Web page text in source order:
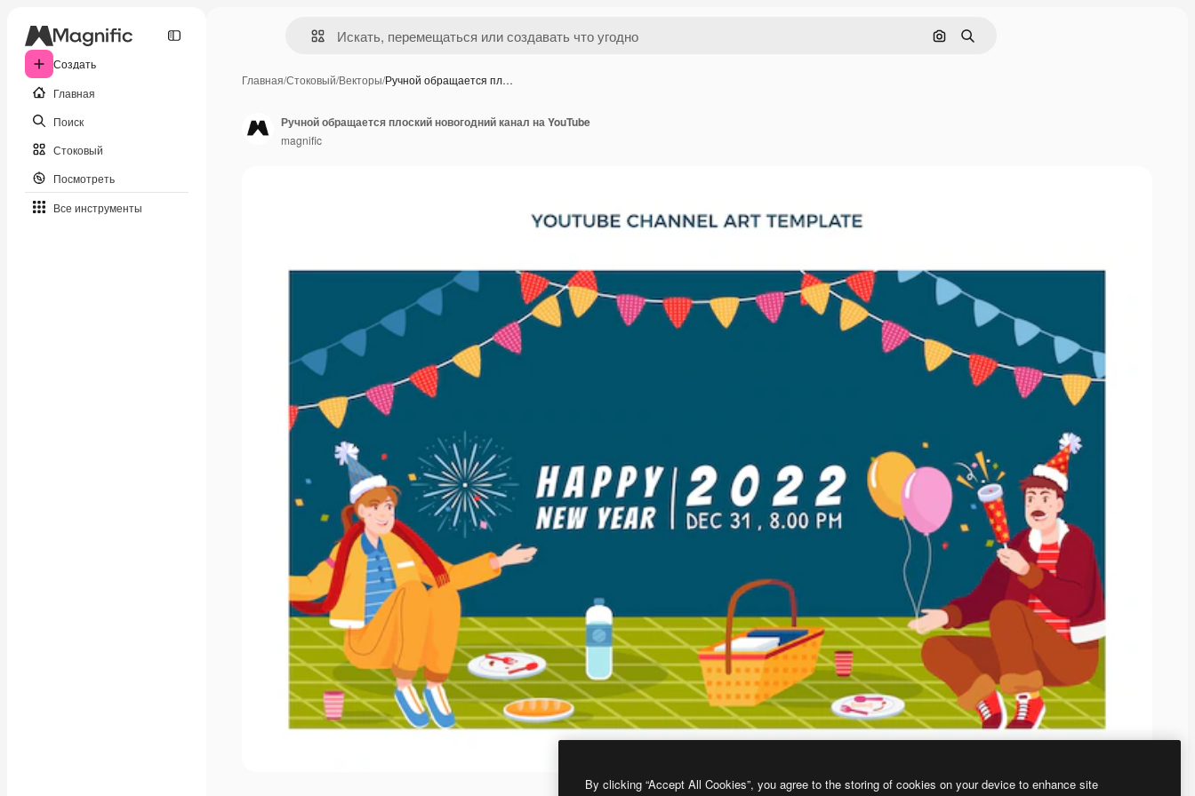
Создать
Главная
Поиск
Стоковый
Посмотреть
Все инструменты
Поиск по изображению
Поиск
Главная/Стоковый/Векторы/Ручной обращается пл…
Ручной обращается плоский новогодний канал на YouTube
magnific
By clicking “Accept All Cookies”, you agree to the storing of cookies on your device to enhance site